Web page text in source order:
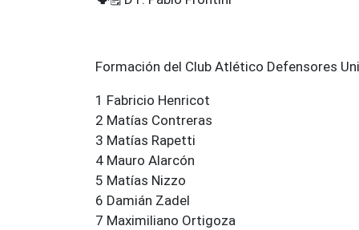
Formación del Club Atlético Defensores
1 Fabricio Henricot
2 Matías Contreras
3 Matías Rapetti
4 Mauro Alarcón
5 Matías Nizzo
6 Damián Zadel
7 Maximiliano Ortigoza